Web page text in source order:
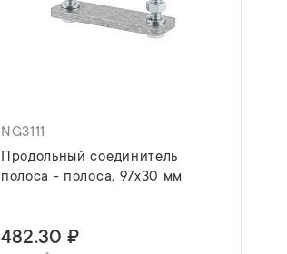
NG3111
Продольный соединитель
полоса - полоса, 97х30 мм
482.30 ₽